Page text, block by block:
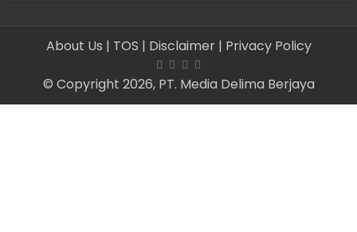
About Us | TOS | Disclaimer | Privacy Policy
© Copyright 2026, PT. Media Delima Berjaya